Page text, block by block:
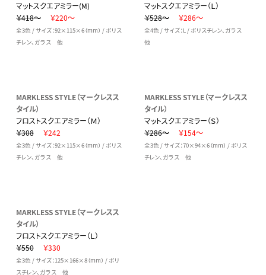
マットスクエアミラー(M)
￥418～
￥220～
全3色 / サイズ：92×115×6（mm） / ポリス
チレン、ガラス 他
マットスクエアミラー（Ｌ）
￥528～
￥286～
全4色 / サイズ：L / ポリスチレン、ガラス
他
MARKLESS STYLE（マークレスス
タイル）
フロストスクエアミラー（Ｍ）
￥308
￥242
全3色 / サイズ：92×115×6（mm） / ポリス
チレン、ガラス 他
MARKLESS STYLE（マークレスス
タイル）
マットスクエアミラー（Ｓ）
￥286～
￥154～
全3色 / サイズ：70×94×6（mm） / ポリス
チレン、ガラス 他
MARKLESS STYLE（マークレスス
タイル）
フロストスクエアミラー（Ｌ）
￥550
￥330
全3色 / サイズ：125×166×8（mm） / ポリ
スチレン、ガラス 他